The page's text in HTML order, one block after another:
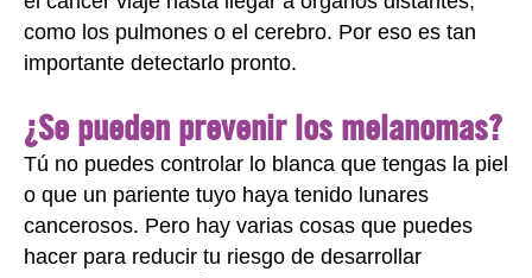
como los pulmones o el cerebro. Por eso es tan
importante detectarlo pronto.
¿Se pueden prevenir los melanomas?
Tú no puedes controlar lo blanca que tengas la piel
o que un pariente tuyo haya tenido lunares
cancerosos. Pero hay varias cosas que puedes
hacer para reducir tu riesgo de desarrollar